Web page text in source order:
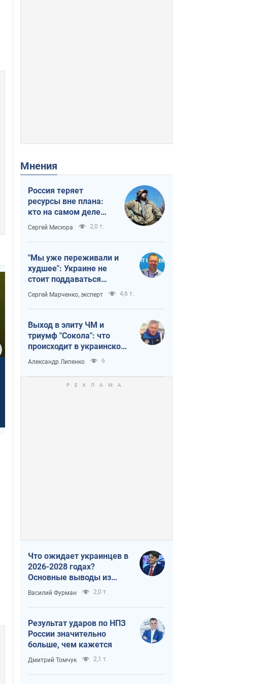
Мнения
Россия теряет
ресурсы вне плана:
кто на самом деле
диктует темп войны
Сергей Мисюра 2,0 т.
"Мы уже переживали и
худшее": Украине не
стоит поддаваться
отчаянию из-за
ракетного террора
Сергей Марченко, эксперт 4,6 т.
Выход в элиту ЧМ и
триумф "Сокола": что
происходит в украинском
хоккее
Александр Липенко 6
Что ожидает украинцев в
2026-2028 годах?
Основные выводы из
новых прогнозов от НБУ
Василий Фурман 2,0 т.
Результат ударов по НПЗ
России значительно
больше, чем кажется
Дмитрий Томчук 2,1 т.